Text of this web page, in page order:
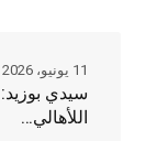
سيدي بوزيد:
اللأهالي…
11 يونيو، 2026